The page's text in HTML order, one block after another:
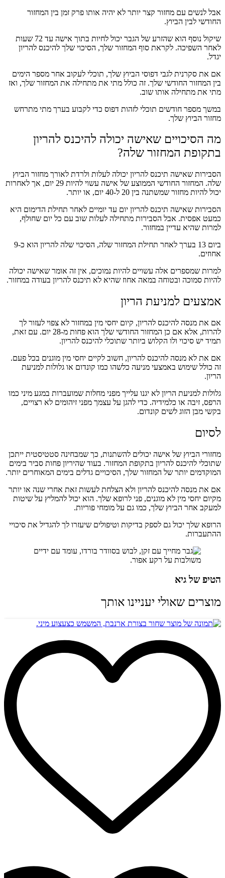
אבל לנשים עם מחזור קצר יותר לא יהיה אותו פרק זמן בין המחזור
החודשי לבין הביוץ.
שיקול נוסף הוא שהזרע של הגבר יכול לחיות בתוך אישה עד 72 שעות
לאחר השפיכה. לקראת סוף המחזור שלך, הסיכוי שלך להיכנס להריון
יגדל.
אם את סקרנית לגבי דפוסי הביוץ שלך, תוכלי לעקוב אחר מספר הימים
בין המחזור החודשי שלך. זה כולל מתי את מתחילה את המחזור שלך, ואז
מתי את מתחילה אותו שוב.
במשך מספר חודשים תוכלי לזהות דפוס כדי לקבוע בערך מתי מתרחש
מחזור הביוץ שלך.
מה הסיכויים שאישה יכולה להיכנס להריון
בתקופת המחזור שלה?
הסבירות שאישה תיכנס להריון יכולה לעלות ולרדת לאורך מחזור הביוץ
שלה. המחזור החודשי הממוצע של אישה עשוי להיות 29 יום, אך לאחרות
יכול להיות מחזור שמשתנה בין 20 ל-40 יום, או יותר.
הסבירות שאישה תיכנס להריון יום עד יומיים לאחר תחילת הדימום היא
כמעט אפסית. אבל הסבירות מתחילה לעלות שוב עם כל יום שחולף,
למרות שהיא עדיין במחזור.
ביום 13 בערך לאחר תחילת המחזור שלה, הסיכוי שלה להריון הוא כ-9
אחוזים.
למרות שמספרים אלה עשויים להיות נמוכים, אין זה אומר שאישה יכולה
להיות סמוכה ובטוחה במאה אחוז שהיא לא תיכנס להריון בעודה במחזור.
אמצעים למניעת הריון
אם את מנסה להיכנס להריון, קיום יחסי מין במחזור לא צפוי לעזור לך
להרות, אלא אם כן המחזור החודשי שלך הוא פחות מ-28 יום. עם זאת,
תמיד יש סיכוי ולו הקלוש ביותר שתוכלי להיכנס להריון.
אם את לא מנסה להיכנס להריון, חשוב לקיים יחסי מין מוגנים בכל פעם.
זה כולל שימוש באמצעי מניעה כלשהו כמו קונדום או גלולות למניעת
הריון.
גלולות למניעת הריון לא יגנו עלייך מפני מחלות שמועברות במגע מיני כמו
הרפס, זיבה או כלמידיה. כדי להגן על עצמך מפני זיהומים לא רצויים,
בקשי מבן הזוג לשים קונדום.
לסיום
מחזורי הביוץ של אישה יכולים להשתנות, כך שמבחינה סטטיסטית ייתכן
שתוכלי להיכנס להריון בתקופת המחזור. בעוד שהיריון פחות סביר בימים
המוקדמים יותר של המחזור שלך, הסיכויים גדלים בימים המאוחרים יותר.
אם את מנסה להיכנס להריון ולא הצלחת לעשות זאת אחרי שנה או יותר
מקיום יחסי מין לא מוגנים, פני לרופא שלך. הוא יכול להמליץ ​​על שיטות
למעקב אחר הביוץ שלך, כמו גם על מומחי פוריות.
הרופא שלך יכול גם לספק בדיקות וטיפולים שיעזרו לך להגדיל את סיכויי
ההתעברות.
הטיפ של גיא
מוצרים שאולי יעניינו אותך